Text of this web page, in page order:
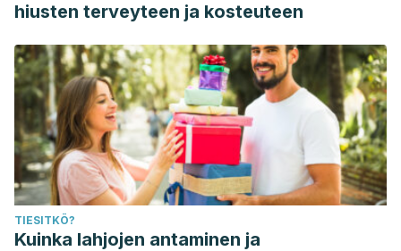
hiusten terveyteen ja kosteuteen
TIESITKÖ?
Kuinka lahjojen antaminen ja